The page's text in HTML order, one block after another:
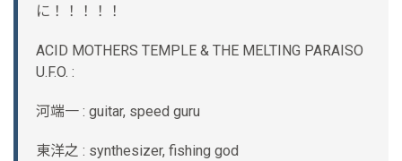
に！！！！！
ACID MOTHERS TEMPLE & THE MELTING PARAISO
U.F.O. :
河端一 : guitar, speed guru
東洋之 : synthesizer, fishing god